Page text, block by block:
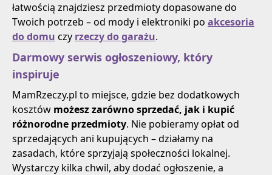
łatwością znajdziesz przedmioty dopasowane do
Twoich potrzeb – od mody i elektroniki po akcesoria
do domu czy rzeczy do garażu.
Darmowy serwis ogłoszeniowy, który
inspiruje
MamRzeczy.pl to miejsce, gdzie bez dodatkowych
kosztów możesz zarówno sprzedać, jak i kupić
różnorodne przedmioty. Nie pobieramy opłat od
sprzedających ani kupujących – działamy na
zasadach, które sprzyjają społeczności lokalnej.
Wystarczy kilka chwil, aby dodać ogłoszenie, a